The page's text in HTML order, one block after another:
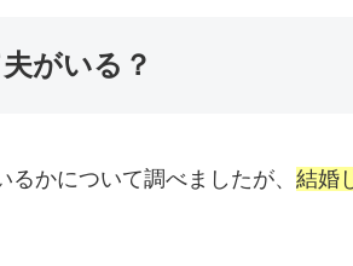
がいる？
かについて調べましたが、 結婚